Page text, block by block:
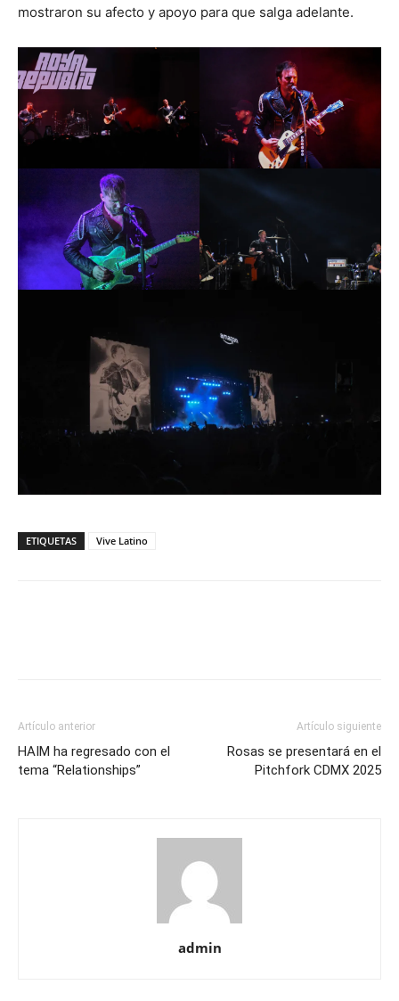
mostraron su afecto y apoyo para que salga adelante.
ETIQUETAS Vive Latino
Artículo anterior
HAIM ha regresado con el
tema “Relationships”
Artículo siguiente
Rosas se presentará en el
Pitchfork CDMX 2025
admin